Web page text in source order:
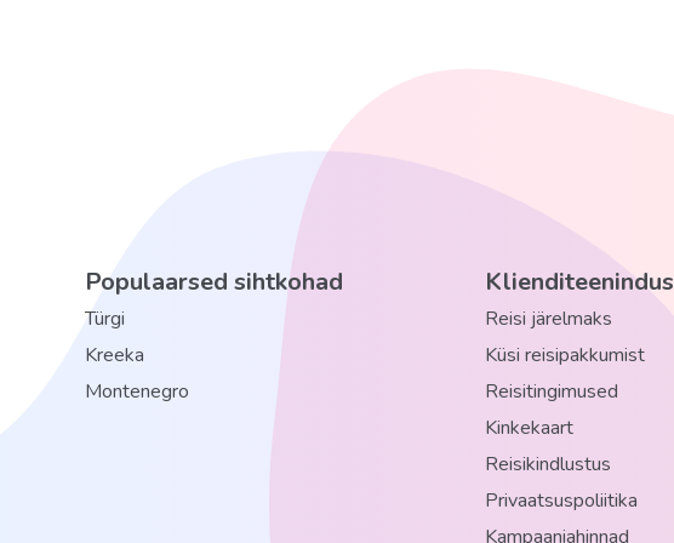
Populaarsed sihtkohad
Türgi
Kreeka
Montenegro
Klienditeenindus
Reisi järelmaks
Küsi reisipakkumist
Reisitingimused
Kinkekaart
Reisikindlustus
Privaatsuspoliitika
Kampaaniahinnad